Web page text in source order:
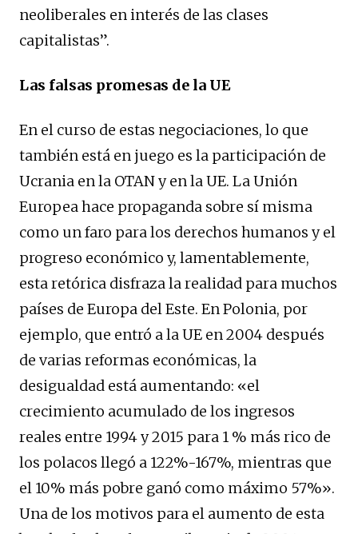
neoliberales en interés de las clases
capitalistas”.
Las falsas promesas de la UE
En el curso de estas negociaciones, lo que
también está en juego es la participación de
Ucrania en la OTAN y en la UE. La Unión
Europea hace propaganda sobre sí misma
como un faro para los derechos humanos y el
progreso económico y, lamentablemente,
esta retórica disfraza la realidad para muchos
países de Europa del Este. En Polonia, por
ejemplo, que entró a la UE en 2004 después
de varias reformas económicas, la
desigualdad está aumentando: «el
crecimiento acumulado de los ingresos
reales entre 1994 y 2015 para 1 % más rico de
los polacos llegó a 122%-167%, mientras que
el 10% más pobre ganó como máximo 57%».
Una de los motivos para el aumento de esta